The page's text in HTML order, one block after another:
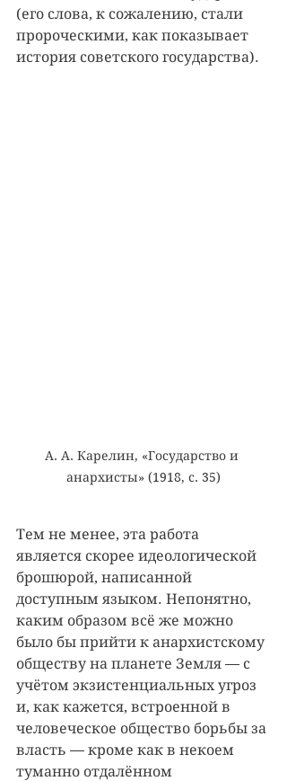
(его слова, к сожалению, стали
пророческими, как показывает
история советского государства).
А. А. Карелин, «Государство и
анархисты» (1918, с. 35)
Тем не менее, эта работа
является скорее идеологической
брошюрой, написанной
доступным языком. Непонятно,
каким образом всё же можно
было бы прийти к анархистскому
обществу на планете Земля — с
учётом экзистенциальных угроз
и, как кажется, встроенной в
человеческое общество борьбы за
власть — кроме как в некоем
туманно отдалённом